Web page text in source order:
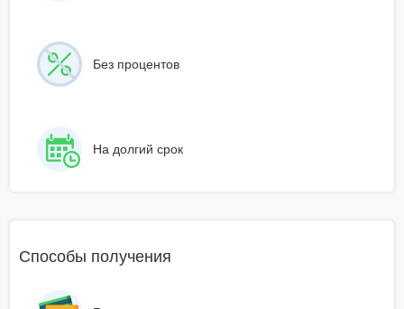
Без процентов
На долгий срок
Способы получения